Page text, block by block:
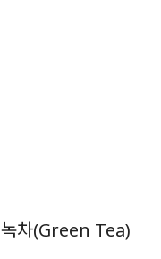
녹차(Green Tea)